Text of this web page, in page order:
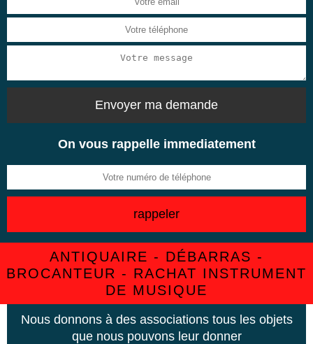
On vous rappelle immediatement
ANTIQUAIRE - DÉBARRAS -
BROCANTEUR - RACHAT INSTRUMENT
DE MUSIQUE
Nous donnons à des associations tous les objets
que nous pouvons leur donner